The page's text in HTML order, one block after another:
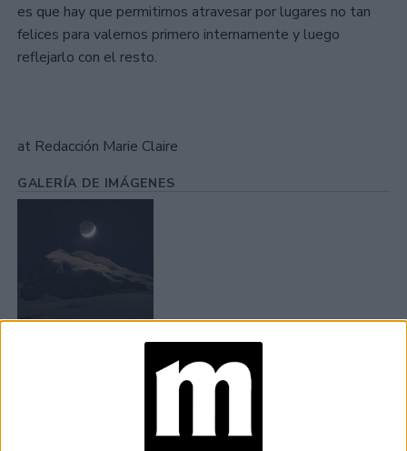
es que hay que permitirnos atravesar por lugares no tan
felices para valernos primero internamente y luego
reflejarlo con el resto.
at Redacción Marie Claire
GALERÍA DE IMÁGENES
Accedé a los beneficios para suscriptores